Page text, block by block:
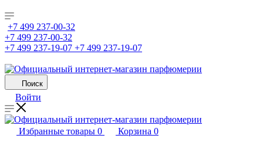
+7 499 237-00-32
+7 499 237-00-32
+7 499 237-19-07 +7 499 237-19-07
Поиск
Войти
Избранные товары 0 Корзина 0